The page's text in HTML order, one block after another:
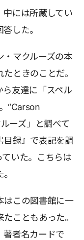
中には所蔵してい
した。
・マクルーズの本
ときのことだ。
ら友達に「スペル
“Carson
ーズ」と調べて
目録』で表記を調
いた。こちらは
はこの図書館に一
こともあった。
著者名カードで